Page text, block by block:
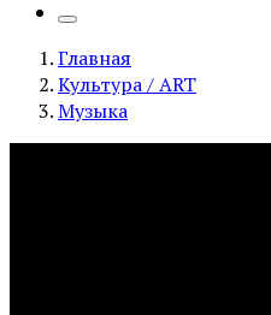
Главная
Культура / ART
Музыка